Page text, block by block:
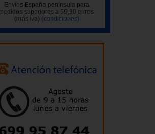
Envíos España península para
pedidos superiores a 59,90 euros
(más iva) (condiciones)